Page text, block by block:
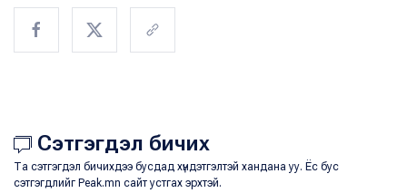
Сэтгэгдэл бичих
Та сэтгэгдэл бичихдээ бусдад хүндэтгэлтэй хандана уу. Ёс бус
сэтгэгдлийг Peak.mn сайт устгах эрхтэй.